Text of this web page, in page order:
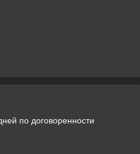
по договоренности